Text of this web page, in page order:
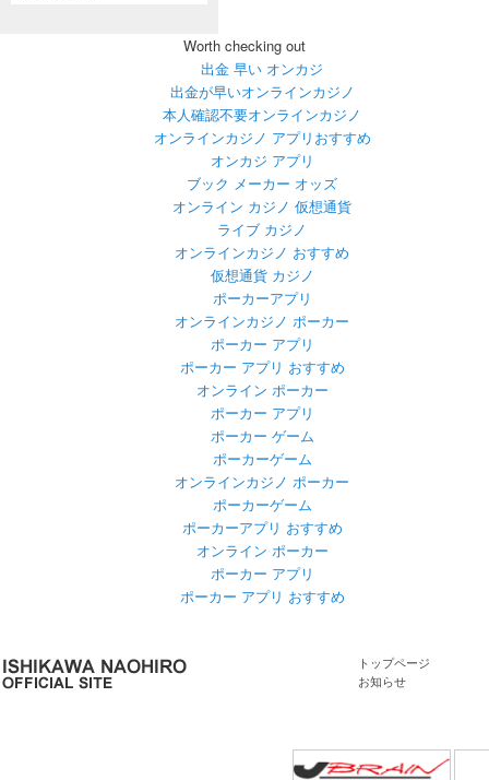
Worth checking out
出金 早い オンカジ
出金が早いオンラインカジノ
本人確認不要オンラインカジノ
オンラインカジノ アプリおすすめ
オンカジ アプリ
ブック メーカー オッズ
オンライン カジノ 仮想通貨
ライブ カジノ
オンラインカジノ おすすめ
仮想通貨 カジノ
ポーカーアプリ
オンラインカジノ ポーカー
ポーカー アプリ
ポーカー アプリ おすすめ
オンライン ポーカー
ポーカー アプリ
ポーカー ゲーム
ポーカーゲーム
オンラインカジノ ポーカー
ポーカーゲーム
ポーカーアプリ おすすめ
オンライン ポーカー
ポーカー アプリ
ポーカー アプリ おすすめ
トップページ
お知らせ